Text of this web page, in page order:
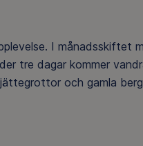
I månadsskiftet
tre dagar kommer
och gamla